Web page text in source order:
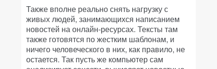
Также вполне реально снять нагрузку с
живых людей, занимающихся написанием
новостей на онлайн-ресурсах. Тексты там
также готовятся по жестким шаблонам, и
ничего человеческого в них, как правило, не
остается. Так пусть же компьютер сам